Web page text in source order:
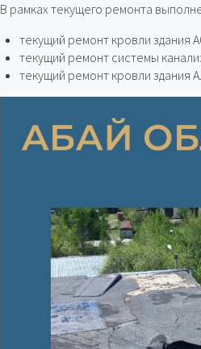
В рамках текущего ремонта
текущий ремонт кровли здания
текущий ремонт системы
текущий ремонт кровли здания